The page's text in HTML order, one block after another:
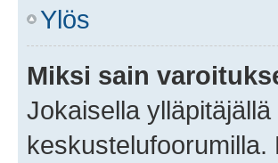
Ylös
Miksi sain
Jokaisella